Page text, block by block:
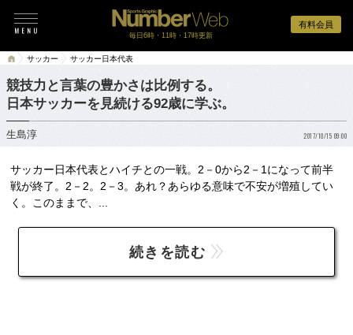
有料会員
毎日6時・11時・17時更新
サッカー サッカー日本代表
競技力と言葉の豊かさは比例する。
日本サッカーを見続ける92歳に学ぶ。
生島淳 2017/10/15 09:00
サッカー日本代表とハイチとの一戦。2－0から2－1になって前半
戦が終了。2－2。2－3。あれ？あらゆる意味で不安が増殖してい
く。このままで、...
続きを読む